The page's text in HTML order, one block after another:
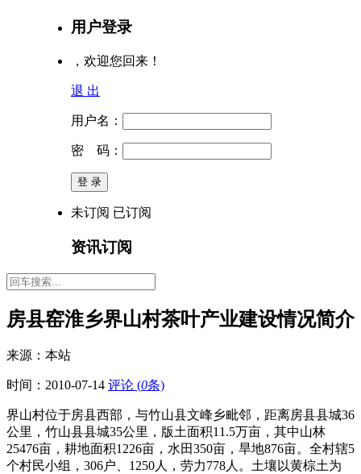
用户登录
，欢迎您回来！
退 出
用户名：
密 码：
未订阅 已订阅
资讯订阅
房县窑淮乡界山村茶叶产业建设情况简介
来源：本站
时间： 2010-07-14 评论 (0条)
界山村位于房县西部，与竹山县文峰乡毗邻，距离房县县城36
公里，竹山县县城35公里，版土面积11.5万亩，其中山林
25476亩，耕地面积1226亩，水田350亩，旱地876亩。全村辖5
个村民小组，306户、1250人，劳力778人。土壤以黄棕土为